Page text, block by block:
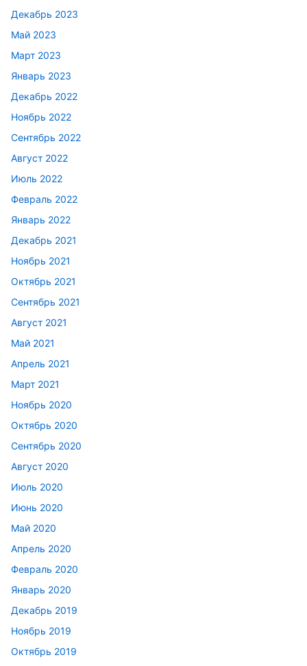
Декабрь 2023
Май 2023
Март 2023
Январь 2023
Декабрь 2022
Ноябрь 2022
Сентябрь 2022
Август 2022
Июль 2022
Февраль 2022
Январь 2022
Декабрь 2021
Ноябрь 2021
Октябрь 2021
Сентябрь 2021
Август 2021
Май 2021
Апрель 2021
Март 2021
Ноябрь 2020
Октябрь 2020
Сентябрь 2020
Август 2020
Июль 2020
Июнь 2020
Май 2020
Апрель 2020
Февраль 2020
Январь 2020
Декабрь 2019
Ноябрь 2019
Октябрь 2019